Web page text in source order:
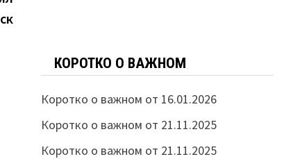
КОРОТКО О ВАЖНОМ
Коротко о важном от 16.01.2026
Коротко о важном от 21.11.2025
Коротко о важном от 21.11.2025